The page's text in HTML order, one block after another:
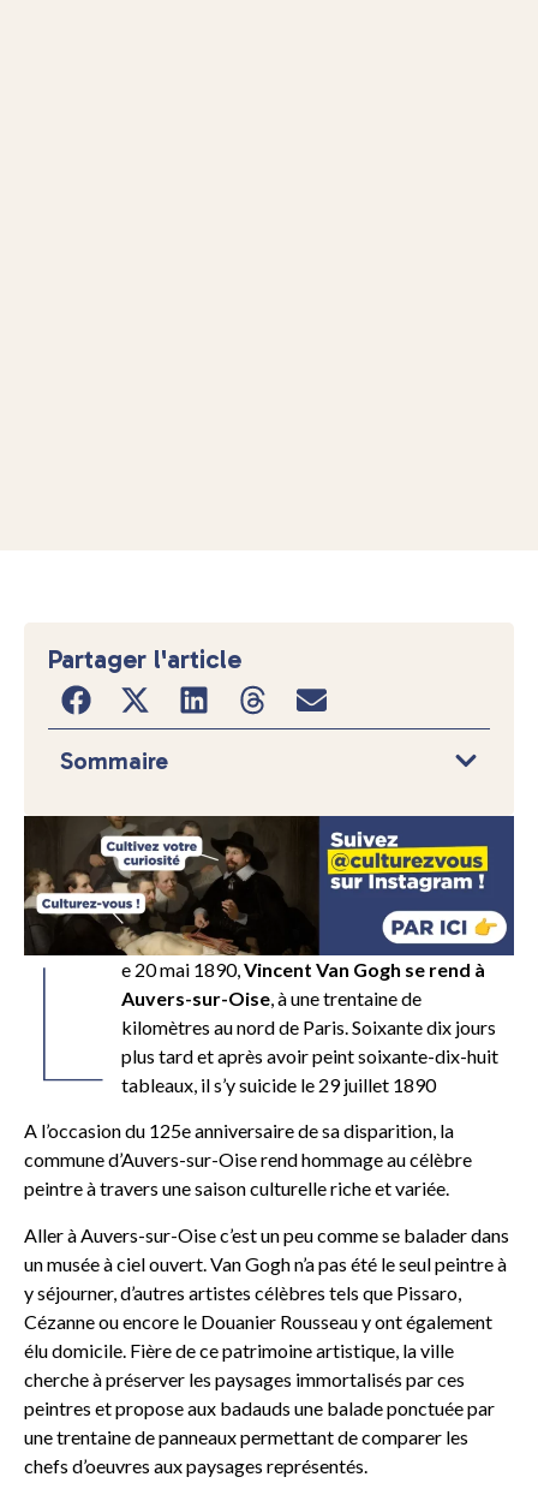
L e 20 mai 1890,Vincent Van Gogh se rend à
Auvers-sur-Oise, à une trentaine de
kilomètres au nord de Paris. Soixante dix jours
plus tard et après avoir peint soixante-dix-huit
tableaux, il s’y suicide le 29 juillet 1890
A l’occasion du 125e anniversaire de sa disparition, la
commune d’Auvers-sur-Oise rend hommage au célèbre
peintre à travers une saison culturelle riche et variée.
Aller à Auvers-sur-Oise c’est un peu comme se balader dans
un musée à ciel ouvert. Van Gogh n’a pas été le seul peintre à
y séjourner, d’autres artistes célèbres tels que Pissaro,
Cézanne ou encore le Douanier Rousseau y ont également
élu domicile. Fière de ce patrimoine artistique, la ville
cherche à préserver les paysages immortalisés par ces
peintres et propose aux badauds une balade ponctuée par
une trentaine de panneaux permettant de comparer les
chefs d’oeuvres aux paysages représentés.
Partager l'article
Sommaire